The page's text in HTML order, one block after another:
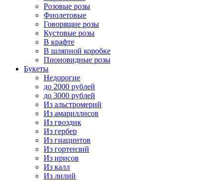
Розовые розы
Фиолетовые
Говорящие розы
Кустовые розы
В крафте
В шляпной коробке
Пионовидные розы
Букеты
Недорогие
до 2000 рублей
до 3000 рублей
Из альстромерий
Из амариллисов
Из гвоздик
Из гербер
Из гиацинтов
Из гортензий
Из ирисов
Из калл
Из лилий